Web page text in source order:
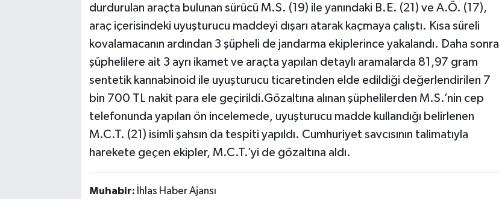
durdurulan araçta bulunan sürücü M.S. (19) ile yanındaki B.E. (21) ve A.Ö. (17),
araç içerisindeki uyuşturucu maddeyi dışarı atarak kaçmaya çalıştı. Kısa süreli
kovalamacanın ardından 3 şüpheli de jandarma ekiplerince yakalandı. Daha sonra
şüphelilere ait 3 ayrı ikamet ve araçta yapılan detaylı aramalarda 81,97 gram
sentetik kannabinoid ile uyuşturucu ticaretinden elde edildiği değerlendirilen 7
bin 700 TL nakit para ele geçirildi.Gözaltına alınan şüphelilerden M.S.’nin cep
telefonunda yapılan ön incelemede, uyuşturucu madde kullandığı belirlenen
M.C.T. (21) isimli şahsın da tespiti yapıldı. Cumhuriyet savcısının talimatıyla
harekete geçen ekipler, M.C.T.’yi de gözaltına aldı.
Muhabir: İhlas Haber Ajansı